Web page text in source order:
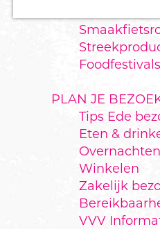
a
Foodfestivals
PLAN JE
Tips Ede
Eten &
Overnachten
Winkelen
Zakelijk
VVV
KUNST IN